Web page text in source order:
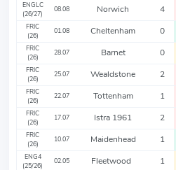
ENGLC
(26/27)
08.08 Norwich 4
FRIC
(26)
01.08 Cheltenham 0
FRIC
(26)
28.07 Barnet 0
FRIC
(26)
25.07 Wealdstone 2
FRIC
(26)
22.07 Tottenham 1
FRIC
(26)
17.07 Istra 1961 2
FRIC
(26)
10.07 Maidenhead 1
ENG4
(25/26)
02.05 Fleetwood 1